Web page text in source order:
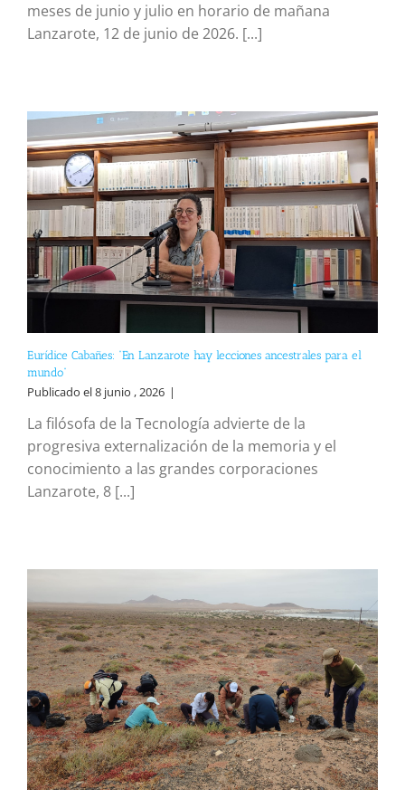
meses de junio y julio en horario de mañana
Lanzarote, 12 de junio de 2026. [...]
Eurídice Cabañes: “En Lanzarote hay lecciones ancestrales para el
mundo”
Publicado el 8 junio , 2026 |
La filósofa de la Tecnología advierte de la
progresiva externalización de la memoria y el
conocimiento a las grandes corporaciones
Lanzarote, 8 [...]